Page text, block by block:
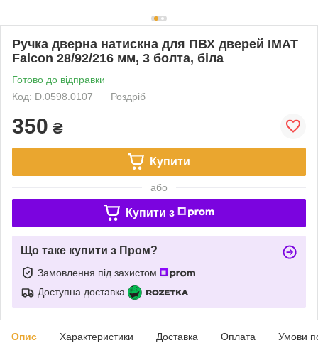
Ручка дверна натискна для ПВХ дверей IMAT
Falcon 28/92/216 мм, 3 болта, біла
Готово до відправки
Код: D.0598.0107
Роздріб
350 ₴
Купити
або
Купити з
Що таке купити з Пром?
Замовлення під захистом
Доступна доставка
Опис Характеристики Доставка Оплата Умови